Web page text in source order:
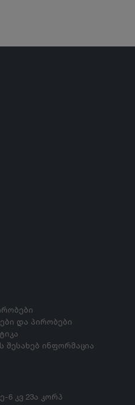
და პირობები
შესახებ ინფორმაცია
6 კვ 23ა კორპ